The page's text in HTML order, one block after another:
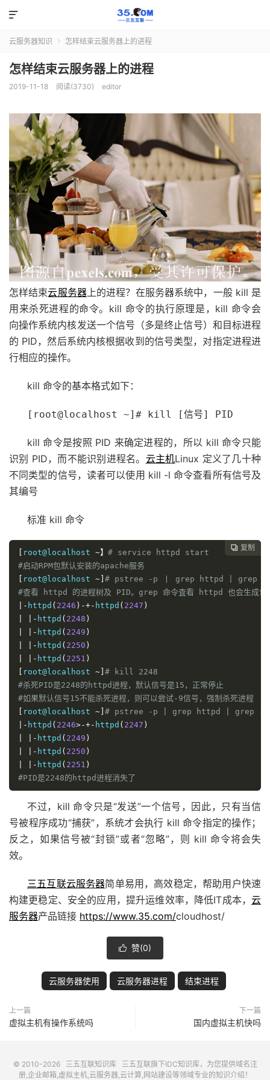

云服务器知识  怎样结束云服务器上的进程
怎样结束云服务器上的进程
2019-11-18 阅读(3730) editor
怎样结束云服务器上的进程？在服务器系统中，一般 kill 是
用来杀死进程的命令。kill 命令的执行原理是，kill 命令会
向操作系统内核发送一个信号（多是终止信号）和目标进程
的 PID，然后系统内核根据收到的信号类型，对指定进程进
行相应的操作。
kill 命令的基本格式如下：
[root@localhost ~]# kill [信号] PID
kill 命令是按照 PID 来确定进程的，所以 kill 命令只能
识别 PID，而不能识别进程名。 云主机Linux 定义了几十种
不同类型的信号，读者可以使用 kill -l 命令查看所有信号及
其编号
标准 kill 命令
 复制
[ root@localhost ~】 # service httpd start
#启动RPM包默认安装的apache服务
[ root@localhost ~] # pstree -p 丨 grep httpd | grep -
#查看 httpd 的进程树及 PID。grep 命令査看 httpd 也会生成包
|- httpd ( 2246 )-+- httpd ( 2247 )
|- httpd ( 2248 )
|- httpd ( 2249 )
|- httpd ( 2250 )
|- httpd ( 2251 )
[ root@localhost ~] # kill 2248
#杀死PID是2248的httpd进程，默认信号是15，正常停止
#如果默认信号15不能杀死进程，则可以尝试-9信号，强制杀死进程
[ root@localhost ~] # pstree -p | grep httpd | grep -v
|- httpd ( 2246>-+- httpd ( 2247 )
|- httpd ( 2249 )
|- httpd ( 2250 )
|- httpd ( 2251 )
#PID是2248的httpd进程消失了
不过，kill 命令只是“发送”一个信号，因此，只有当信
号被程序成功“捕获”，系统才会执行 kill 命令指定的操作；
反之，如果信号被“封锁”或者“忽略”，则 kill 命令将会失
效。
三五互联云服务器简单易用，高效稳定，帮助用户快速
构建更稳定、安全的应用，提升运维效率，降低IT成本， 云
服务器产品链接 https://www.35.com/cloudhost/
 赞(0)
云服务器使用 云服务器进程 结束进程
上一篇
虚拟主机有操作系统吗
下一篇
国内虚拟主机快吗
© 2010-2026 三五互联知识库 三五互联旗下IDC知识库，为您提供域名注
册,企业邮箱,虚拟主机,云服务器,云计算,网站建设等领域专业的知识介绍！